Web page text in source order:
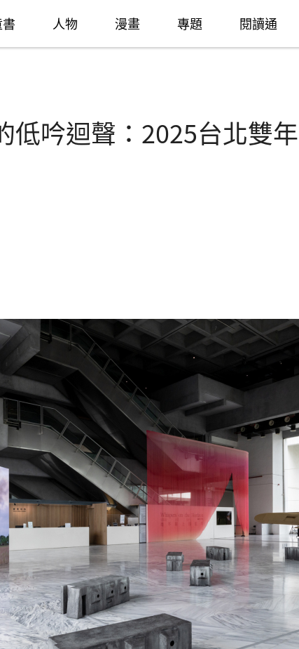
人物 漫畫 專題 閱讀通
低吟迴聲：2025台北雙年